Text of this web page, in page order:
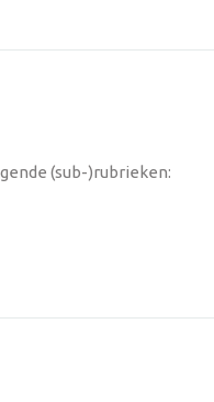
(sub-)rubrieken: